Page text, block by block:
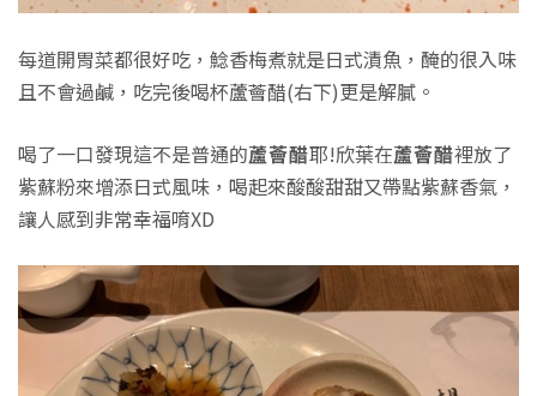
每道開胃菜都很好吃，鯰香梅煮就是日式漬魚，醃的很入味
且不會過鹹，吃完後喝杯蘆薈醋(右下)更是解膩。
喝了一口發現這不是普通的蘆薈醋耶!欣葉在蘆薈醋裡放了
紫蘇粉來增添日式風味，喝起來酸酸甜甜又帶點紫蘇香氣，
讓人感到非常幸福唷XD